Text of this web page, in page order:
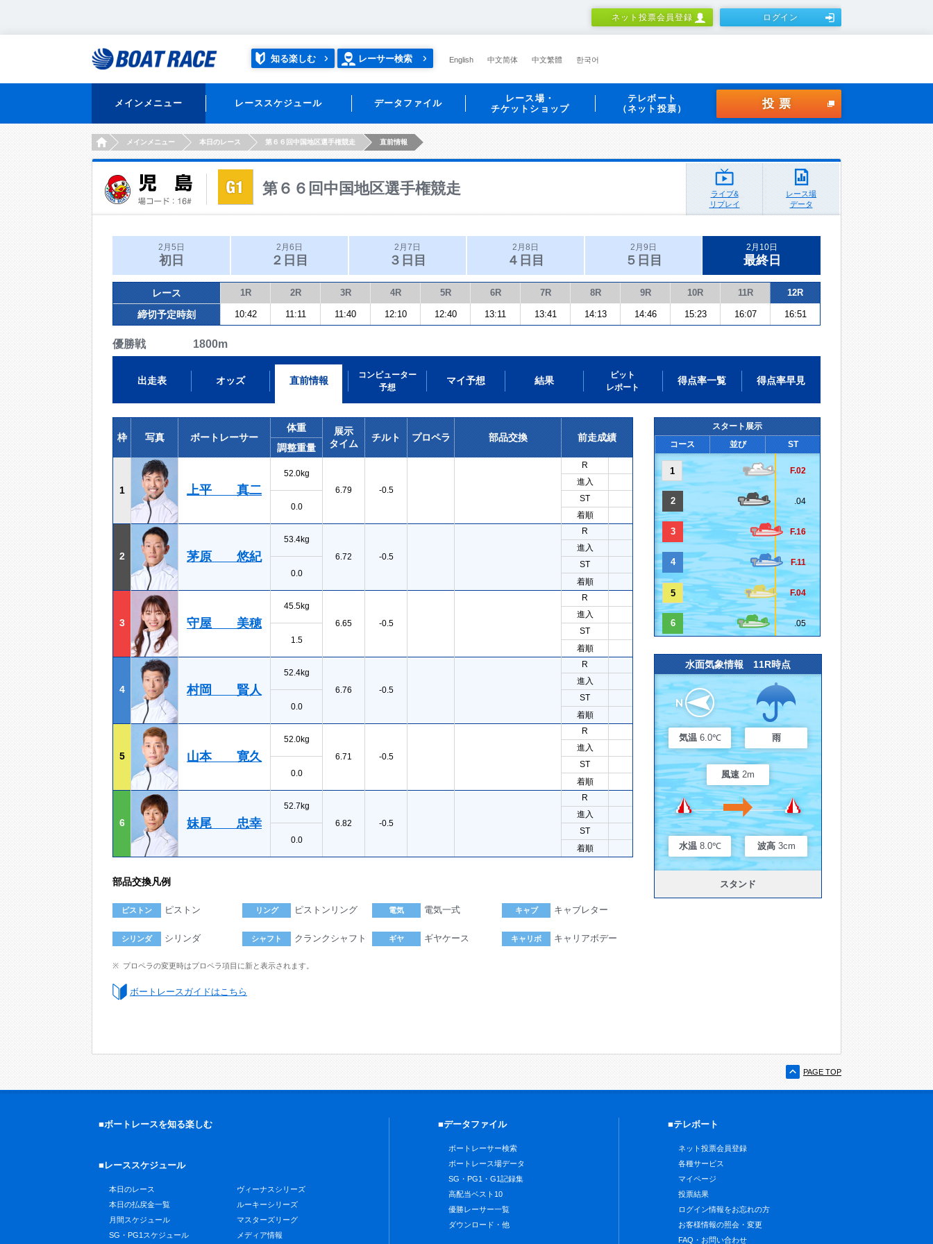
ネット投票会員登録 ログイン
知る楽しむ レーサー検索 English 中文简体 中文繁體 한국어
メインメニュー レーススケジュール データファイル
レース場・
チケットショップ
テレボート
（ネット投票）
投票
HOMEメインメニュー 本日のレース 第６６回中国地区選手権競走 直前情報
第６６回中国地区選手権競走
ライブ&
リプレイ
レース場
データ
2月5日
初日
2月6日
２日目
2月7日
３日目
2月8日
４日目
2月9日
５日目
2月10日
最終日
レース 1R 2R 3R 4R 5R 6R 7R 8R 9R 10R 11R 12R
締切予定時刻 10:42 11:11 11:40 12:10 12:40 13:11 13:41 14:13 14:46 15:23 16:07 16:51
優勝戦 1800m
出走表 オッズ 直前情報
コンピューター
予想
マイ予想 結果
ピット
レポート
得点率一覧 得点率早見
枠 写真 ボートレーサー
体重
展示
タイム
チルト プロペラ 部品交換
前走成績
調整重量
1 上平 真二
52.0kg
6.79
-0.5
R
進入
0.0
ST
着順
2 茅原 悠紀
53.4kg
6.72
-0.5
R
進入
0.0
ST
着順
3 守屋 美穂
45.5kg
6.65
-0.5
R
進入
1.5
ST
着順
4 村岡 賢人
52.4kg
6.76
-0.5
R
進入
0.0
ST
着順
5 山本 寛久
52.0kg
6.71
-0.5
R
進入
0.0
ST
着順
6 妹尾 忠幸
52.7kg
6.82
-0.5
R
進入
0.0
ST
着順
部品交換凡例
ピストン ピストン リング ピストンリング 電気 電気一式 キャブ キャブレター
シリンダ シリンダ シャフト クランクシャフト ギヤ ギヤケース キャリボ キャリアボデー
プロペラの変更時はプロペラ項目に新と表示されます。
ボートレースガイドはこちら
スタート展示
コース
並び ST
1 F.02
2 .04
3 F.16
4 F.11
5 F.04
6 .05
水面気象情報 11R時点
気温 6.0℃ 雨
風速 2m
水温 8.0℃ 波高 3cm
スタンド
PAGE TOP
■ボートレースを知る楽しむ
■レーススケジュール
本日のレース
本日の払戻金一覧
月間スケジュール
SG・PG1スケジュール
ヴィーナスシリーズ
ルーキーシリーズ
マスターズリーグ
メディア情報
■データファイル
ボートレーサー検索
ボートレース場データ
SG・PG1・G1記録集
高配当ベスト10
優勝レーサー一覧
ダウンロード・他
■テレボート
ネット投票会員登録
各種サービス
マイページ
投票結果
ログイン情報をお忘れの方
お客様情報の照会・変更
FAQ・お問い合わせ